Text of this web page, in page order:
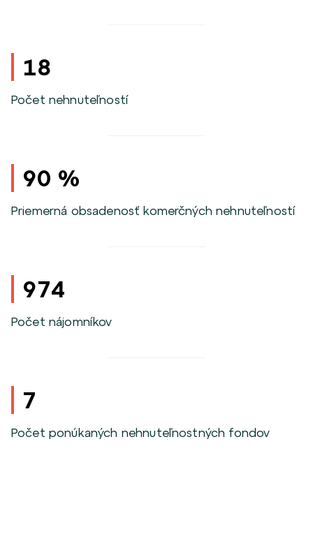
18
Počet nehnuteľností
90 %
Priemerná obsadenosť komerčných nehnuteľností
974
Počet nájomníkov
7
Počet ponúkaných nehnuteľnostných fondov